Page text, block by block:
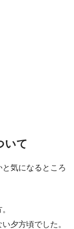
いて
気になるところ
夕方頃でした。